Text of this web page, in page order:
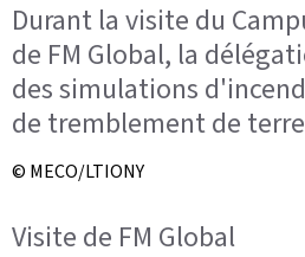
Durant la visite du
de FM Global, la
des simulations
de tremblement de
© MECO/LTIONY
Visite de FM Global